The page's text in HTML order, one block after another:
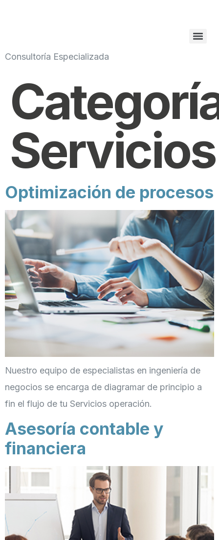
Consultoría Especializada
Servicios
Optimización de procesos
Nuestro equipo de especialistas en ingeniería de
negocios se encarga de diagramar de principio a
fin el flujo de tu Servicios operación.
Asesoría contable y
financiera